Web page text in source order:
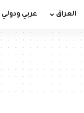
العراق عربي ودولي